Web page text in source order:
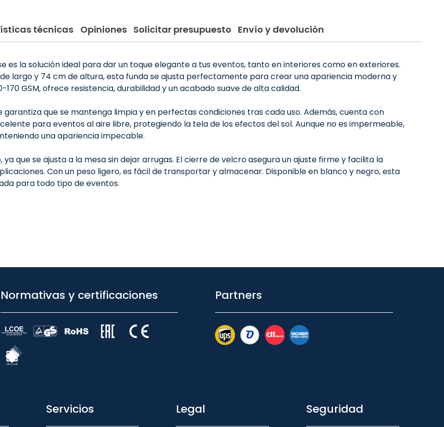
técnicas Opiniones Solicitar presupuesto Envío y devolución
es la solución ideal para dar un toque elegante a tus eventos, tanto en interiores como en exteriores.
largo y 74 cm de altura, esta funda se ajusta perfectamente para crear una apariencia moderna y
GSM, ofrece resistencia, durabilidad y un acabado suave de alta calidad.
garantiza que se mantenga limpia y en perfectas condiciones tras cada uso. Además, cuenta con
para eventos al aire libre, protegiendo la tela de los efectos del sol. Aunque no es impermeable,
una apariencia impecable.
que se ajusta a la mesa sin dejar arrugas. El cierre de velcro asegura un ajuste firme y facilita la
Con un peso ligero, es fácil de transportar y almacenar. Disponible en blanco y negro, esta
para todo tipo de eventos.
Normativas y certificaciones Partners
Servicios Legal Seguridad